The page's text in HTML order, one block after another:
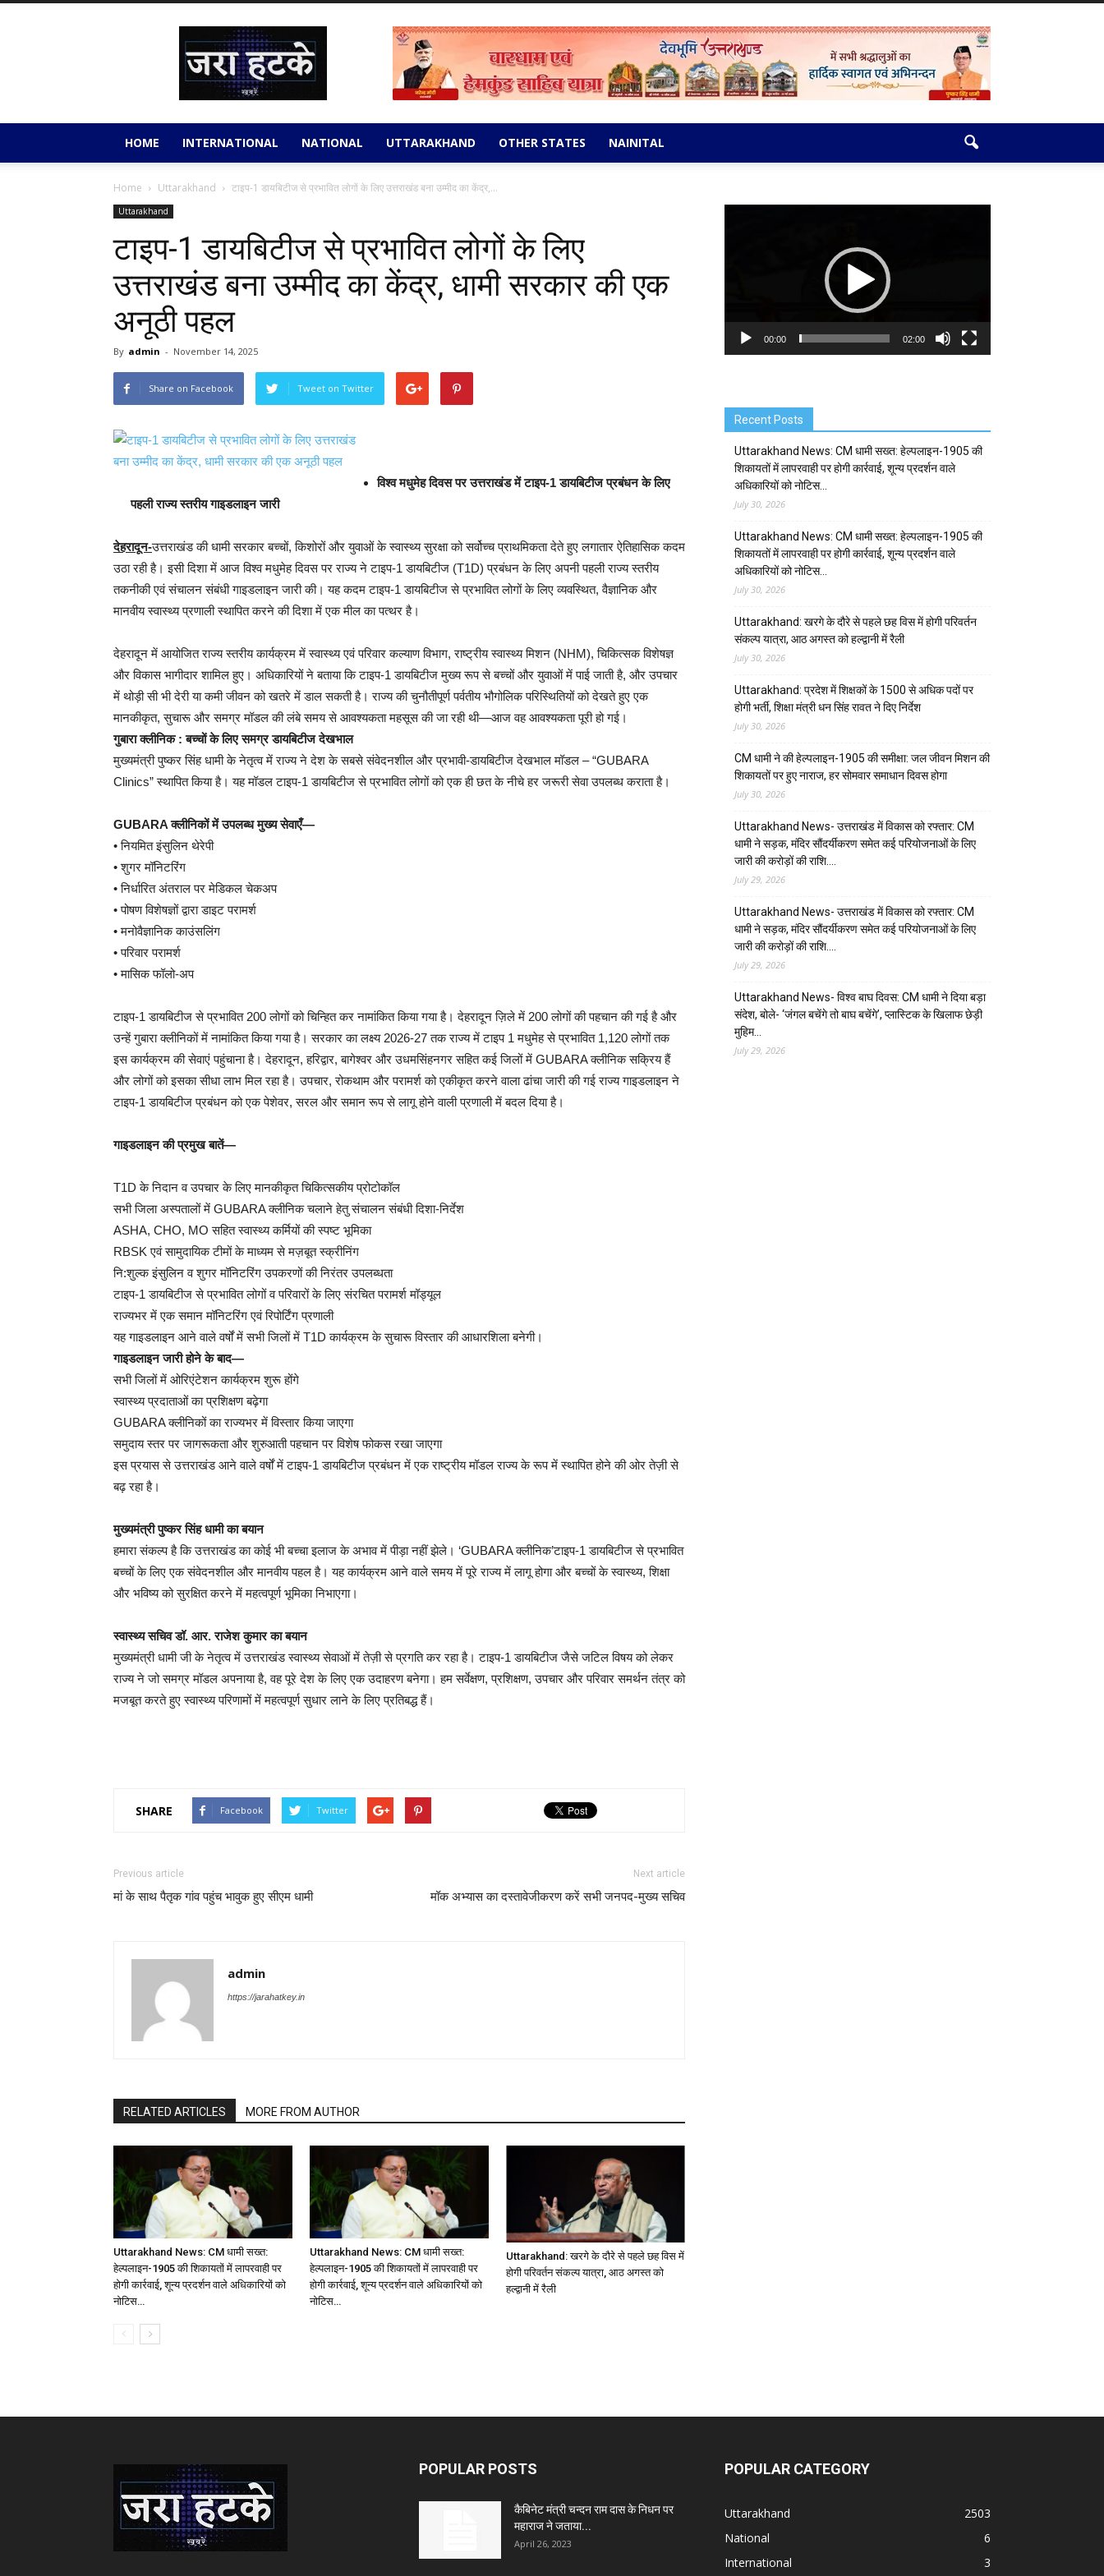
Hatkey
HOME INTERNATIONAL NATIONAL UTTARAKHAND OTHER STATES NAINITAL
Home Uttarakhand टाइप-1 डायबिटीज से प्रभावित लोगों के लिए उत्तराखंड बना उम्मीद का केंद्र,...
Uttarakhand
टाइप-1 डायबिटीज से प्रभावित लोगों के लिए
उत्तराखंड बना उम्मीद का केंद्र, धामी सरकार की एक
अनूठी पहल
By admin - November 14, 2025
Share on Facebook Tweet on Twitter
विश्व मधुमेह दिवस पर उत्तराखंड में टाइप-1 डायबिटीज प्रबंधन के लिए
पहली राज्य स्तरीय गाइडलाइन जारी
देहरादून-उत्तराखंड की धामी सरकार बच्चों, किशोरों और युवाओं के स्वास्थ्य सुरक्षा को सर्वोच्च प्राथमिकता देते हुए लगातार ऐतिहासिक कदम
उठा रही है। इसी दिशा में आज विश्व मधुमेह दिवस पर राज्य ने टाइप-1 डायबिटीज (T1D) प्रबंधन के लिए अपनी पहली राज्य स्तरीय
तकनीकी एवं संचालन संबंधी गाइडलाइन जारी की। यह कदम टाइप-1 डायबिटीज से प्रभावित लोगों के लिए व्यवस्थित, वैज्ञानिक और
मानवीय स्वास्थ्य प्रणाली स्थापित करने की दिशा में एक मील का पत्थर है।
देहरादून में आयोजित राज्य स्तरीय कार्यक्रम में स्वास्थ्य एवं परिवार कल्याण विभाग, राष्ट्रीय स्वास्थ्य मिशन (NHM), चिकित्सक विशेषज्ञ
और विकास भागीदार शामिल हुए। अधिकारियों ने बताया कि टाइप-1 डायबिटीज मुख्य रूप से बच्चों और युवाओं में पाई जाती है, और उपचार
में थोड़ी सी भी देरी या कमी जीवन को खतरे में डाल सकती है। राज्य की चुनौतीपूर्ण पर्वतीय भौगोलिक परिस्थितियों को देखते हुए एक
मानकीकृत, सुचारू और समग्र मॉडल की लंबे समय से आवश्यकता महसूस की जा रही थी—आज वह आवश्यकता पूरी हो गई।
गुबारा क्लीनिक : बच्चों के लिए समग्र डायबिटीज देखभाल
मुख्यमंत्री पुष्कर सिंह धामी के नेतृत्व में राज्य ने देश के सबसे संवेदनशील और प्रभावी-डायबिटीज देखभाल मॉडल – “GUBARA
Clinics” स्थापित किया है। यह मॉडल टाइप-1 डायबिटीज से प्रभावित लोगों को एक ही छत के नीचे हर जरूरी सेवा उपलब्ध कराता है।
GUBARA क्लीनिकों में उपलब्ध मुख्य सेवाएँ—
• नियमित इंसुलिन थेरेपी
• शुगर मॉनिटरिंग
• निर्धारित अंतराल पर मेडिकल चेकअप
• पोषण विशेषज्ञों द्वारा डाइट परामर्श
• मनोवैज्ञानिक काउंसलिंग
• परिवार परामर्श
• मासिक फॉलो-अप
टाइप-1 डायबिटीज से प्रभावित 200 लोगों को चिन्हित कर नामांकित किया गया है। देहरादून ज़िले में 200 लोगों की पहचान की गई है और
उन्हें गुबारा क्लीनिकों में नामांकित किया गया है। सरकार का लक्ष्य 2026-27 तक राज्य में टाइप 1 मधुमेह से प्रभावित 1,120 लोगों तक
इस कार्यक्रम की सेवाएं पहुंचाना है। देहरादून, हरिद्वार, बागेश्वर और उधमसिंहनगर सहित कई जिलों में GUBARA क्लीनिक सक्रिय हैं
और लोगों को इसका सीधा लाभ मिल रहा है। उपचार, रोकथाम और परामर्श को एकीकृत करने वाला ढांचा जारी की गई राज्य गाइडलाइन ने
टाइप-1 डायबिटीज प्रबंधन को एक पेशेवर, सरल और समान रूप से लागू होने वाली प्रणाली में बदल दिया है।
गाइडलाइन की प्रमुख बातें—
T1D के निदान व उपचार के लिए मानकीकृत चिकित्सकीय प्रोटोकॉल
सभी जिला अस्पतालों में GUBARA क्लीनिक चलाने हेतु संचालन संबंधी दिशा-निर्देश
ASHA, CHO, MO सहित स्वास्थ्य कर्मियों की स्पष्ट भूमिका
RBSK एवं सामुदायिक टीमों के माध्यम से मज़बूत स्क्रीनिंग
नि:शुल्क इंसुलिन व शुगर मॉनिटरिंग उपकरणों की निरंतर उपलब्धता
टाइप-1 डायबिटीज से प्रभावित लोगों व परिवारों के लिए संरचित परामर्श मॉड्यूल
राज्यभर में एक समान मॉनिटरिंग एवं रिपोर्टिंग प्रणाली
यह गाइडलाइन आने वाले वर्षों में सभी जिलों में T1D कार्यक्रम के सुचारू विस्तार की आधारशिला बनेगी।
गाइडलाइन जारी होने के बाद—
सभी जिलों में ओरिएंटेशन कार्यक्रम शुरू होंगे
स्वास्थ्य प्रदाताओं का प्रशिक्षण बढ़ेगा
GUBARA क्लीनिकों का राज्यभर में विस्तार किया जाएगा
समुदाय स्तर पर जागरूकता और शुरुआती पहचान पर विशेष फोकस रखा जाएगा
इस प्रयास से उत्तराखंड आने वाले वर्षों में टाइप-1 डायबिटीज प्रबंधन में एक राष्ट्रीय मॉडल राज्य के रूप में स्थापित होने की ओर तेज़ी से
बढ़ रहा है।
मुख्यमंत्री पुष्कर सिंह धामी का बयान
हमारा संकल्प है कि उत्तराखंड का कोई भी बच्चा इलाज के अभाव में पीड़ा नहीं झेले। ‘GUBARA क्लीनिक’टाइप-1 डायबिटीज से प्रभावित
बच्चों के लिए एक संवेदनशील और मानवीय पहल है। यह कार्यक्रम आने वाले समय में पूरे राज्य में लागू होगा और बच्चों के स्वास्थ्य, शिक्षा
और भविष्य को सुरक्षित करने में महत्वपूर्ण भूमिका निभाएगा।
स्वास्थ्य सचिव डॉ. आर. राजेश कुमार का बयान
मुख्यमंत्री धामी जी के नेतृत्व में उत्तराखंड स्वास्थ्य सेवाओं में तेज़ी से प्रगति कर रहा है। टाइप-1 डायबिटीज जैसे जटिल विषय को लेकर
राज्य ने जो समग्र मॉडल अपनाया है, वह पूरे देश के लिए एक उदाहरण बनेगा। हम सर्वेक्षण, प्रशिक्षण, उपचार और परिवार समर्थन तंत्र को
मजबूत करते हुए स्वास्थ्य परिणामों में महत्वपूर्ण सुधार लाने के लिए प्रतिबद्ध हैं।
SHARE Facebook Twitter
Previous article
मां के साथ पैतृक गांव पहुंच भावुक हुए सीएम धामी
Next article
मॉक अभ्यास का दस्तावेजीकरण करें सभी जनपद-मुख्य सचिव
admin
https://jarahatkey.in
RELATED ARTICLES MORE FROM AUTHOR
Uttarakhand News: CM धामी सख्त:
हेल्पलाइन-1905 की शिकायतों में लापरवाही पर
होगी कार्रवाई, शून्य प्रदर्शन वाले अधिकारियों को
नोटिस…
Uttarakhand News: CM धामी सख्त:
हेल्पलाइन-1905 की शिकायतों में लापरवाही पर
होगी कार्रवाई, शून्य प्रदर्शन वाले अधिकारियों को
नोटिस…
Uttarakhand: खरगे के दौरे से पहले छह विस में
होगी परिवर्तन संकल्प यात्रा, आठ अगस्त को
हल्द्वानी में रैली
00:00 02:00
Recent Posts
Uttarakhand News: CM धामी सख्त: हेल्पलाइन-1905 की
शिकायतों में लापरवाही पर होगी कार्रवाई, शून्य प्रदर्शन वाले
अधिकारियों को नोटिस…
July 30, 2026
Uttarakhand News: CM धामी सख्त: हेल्पलाइन-1905 की
शिकायतों में लापरवाही पर होगी कार्रवाई, शून्य प्रदर्शन वाले
अधिकारियों को नोटिस…
July 30, 2026
Uttarakhand: खरगे के दौरे से पहले छह विस में होगी परिवर्तन
संकल्प यात्रा, आठ अगस्त को हल्द्वानी में रैली
July 30, 2026
Uttarakhand: प्रदेश में शिक्षकों के 1500 से अधिक पदों पर
होगी भर्ती, शिक्षा मंत्री धन सिंह रावत ने दिए निर्देश
July 30, 2026
CM धामी ने की हेल्पलाइन-1905 की समीक्षा: जल जीवन मिशन की
शिकायतों पर हुए नाराज, हर सोमवार समाधान दिवस होगा
July 30, 2026
Uttarakhand News- उत्तराखंड में विकास को रफ्तार: CM
धामी ने सड़क, मंदिर सौंदर्यीकरण समेत कई परियोजनाओं के लिए
जारी की करोड़ों की राशि….
July 29, 2026
Uttarakhand News- उत्तराखंड में विकास को रफ्तार: CM
धामी ने सड़क, मंदिर सौंदर्यीकरण समेत कई परियोजनाओं के लिए
जारी की करोड़ों की राशि….
July 29, 2026
Uttarakhand News- विश्व बाघ दिवस: CM धामी ने दिया बड़ा
संदेश, बोले- ‘जंगल बचेंगे तो बाघ बचेंगे’, प्लास्टिक के खिलाफ छेड़ी
मुहिम…
July 29, 2026
POPULAR POSTS
कैबिनेट मंत्री चन्दन राम दास के निधन पर
महाराज ने जताया...
April 26, 2023
POPULAR CATEGORY
Uttarakhand
2503
National
6
International
3